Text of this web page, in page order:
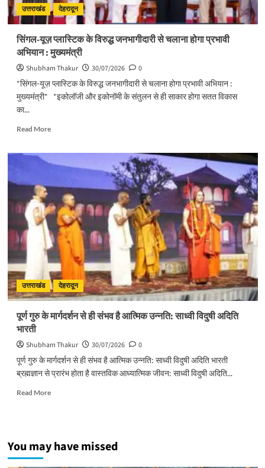
उत्तराखंड देहरादून
सिंगल-यूज़ प्लास्टिक के विरुद्ध जनभागीदारी से चलाना होगा प्रभावी
अभियान : मुख्यमंत्री
Shubham Thakur 30/07/2026
0
*सिंगल-यूज़ प्लास्टिक के विरुद्ध जनभागीदारी से चलाना होगा प्रभावी अभियान :
मुख्यमंत्री* *इकोलॉजी और इकोनॉमी के संतुलन से ही साकार होगा सतत विकास
का...
Read MoreRead
विरुद्ध
जनभागीदारी
से
चलाना
होगा
प्रभावी
अभियान
:
मुख्यमंत्री
उत्तराखंड देहरादून
पूर्ण गुरु के मार्गदर्शन से ही संभव है आत्मिक उन्नति: साध्वी विदुषी अदिति
भारती
Shubham Thakur 30/07/2026
0
पूर्ण गुरु के मार्गदर्शन से ही संभव है आत्मिक उन्नति: साध्वी विदुषी अदिति भारती
ब्रह्मज्ञान से प्रारंभ होता है वास्तविक आध्यात्मिक जीवन: साध्वी विदुषी अदिति...
Read MoreRead
के
You may have missed